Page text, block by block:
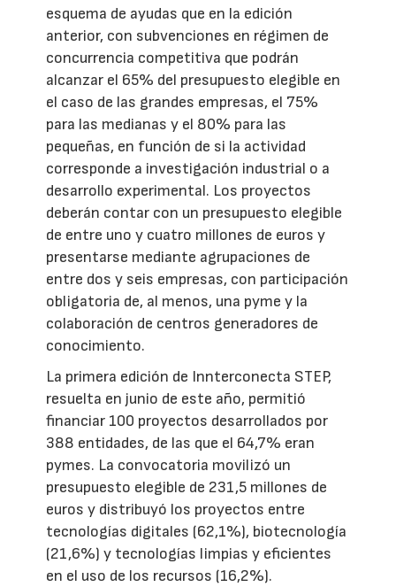
esquema de ayudas que en la edición
anterior, con subvenciones en régimen de
concurrencia competitiva que podrán
alcanzar el 65% del presupuesto elegible en
el caso de las grandes empresas, el 75%
para las medianas y el 80% para las
pequeñas, en función de si la actividad
corresponde a investigación industrial o a
desarrollo experimental. Los proyectos
deberán contar con un presupuesto elegible
de entre uno y cuatro millones de euros y
presentarse mediante agrupaciones de
entre dos y seis empresas, con participación
obligatoria de, al menos, una pyme y la
colaboración de centros generadores de
conocimiento.
La primera edición de Innterconecta STEP,
resuelta en junio de este año, permitió
financiar 100 proyectos desarrollados por
388 entidades, de las que el 64,7% eran
pymes. La convocatoria movilizó un
presupuesto elegible de 231,5 millones de
euros y distribuyó los proyectos entre
tecnologías digitales (62,1%), biotecnología
(21,6%) y tecnologías limpias y eficientes
en el uso de los recursos (16,2%).